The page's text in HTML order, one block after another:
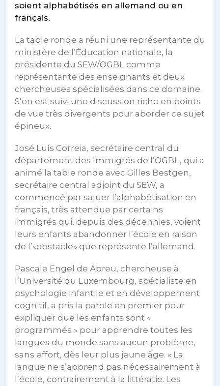
soient alphabétisés en allemand ou en
français.
La table ronde a réuni une représentante du
ministère de l’Éducation nationale, la
présidente du SEW/OGBL comme
représentante des enseignants et deux
chercheuses spécialisées dans ce domaine.
S’en est suivi une discussion riche en points
de vue très divergents pour aborder ce sujet
épineux.
José Luís Correia, secrétaire central du
département des Immigrés de l’OGBL, qui a
animé la table ronde avec Gilles Bestgen,
secrétaire central adjoint du SEW, a
commencé par saluer l’alphabétisation en
français, très attendue par certains
immigrés qui, depuis des décennies, voient
leurs enfants abandonner l’école en raison
de l’«obstacle» que représente l’allemand.
Pascale Engel de Abreu, chercheuse à
l’Université du Luxembourg, spécialiste en
psychologie infantile et en développement
cognitif, a pris la parole en premier pour
expliquer que les enfants sont «
programmés » pour apprendre toutes les
langues du monde sans aucun problème,
sans effort, dès leur plus jeune âge. « La
langue ne s’apprend pas nécessairement à
l’école, contrairement à la littératie. Les